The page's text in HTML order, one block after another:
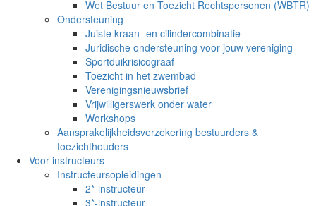
Wet Bestuur en Toezicht Rechtspersonen (WBTR)
Ondersteuning
Juiste kraan- en cilindercombinatie
Juridische ondersteuning voor jouw vereniging
Sportduikrisicograaf
Toezicht in het zwembad
Verenigingsnieuwsbrief
Vrijwilligerswerk onder water
Workshops
Aansprakelijkheidsverzekering bestuurders &
toezichthouders
Voor instructeurs
Instructeursopleidingen
2*-instructeur
3*-instructeur